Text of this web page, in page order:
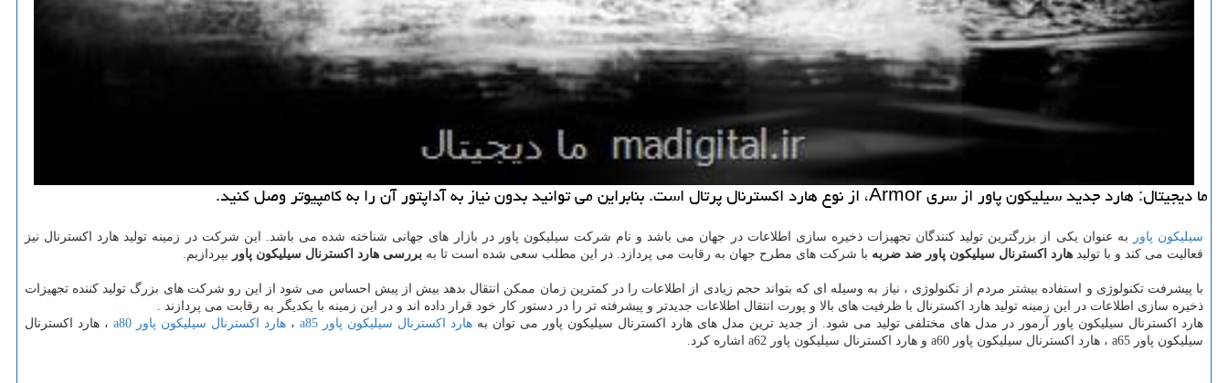
ما دیجیتال: هارد جدید سیلیكون پاور از سری Armor، از نوع هارد اكسترنال پرتال است. بنابراین می توانید بدون نیاز به آداپتور آن را به كامپیوتر وصل كنید.
سیلیکون پاور
به عنوان یکی از بزرگترین تولید کنندگان تجهیزات ذخیره سازی اطلاعات در جهان می باشد و نام شرکت سیلیکون پاور در بازار های جهانی شناخته شده می باشد. این شرکت در زمینه تولید هارد اکسترنال نیز
فعالیت می کند و با تولید هارد اکسترنال سیلیکون پاور ضد ضربه با شرکت های مطرح جهان به رقابت می پردازد. در این مطلب سعی شده است تا به بررسی هارد اکسترنال سیلیکون پاور بپردازیم.
با پیشرفت تکنولوژی و استفاده بیشتر مردم از تکنولوژی ، نیاز به وسیله ای که بتواند حجم زیادی از اطلاعات را در کمترین زمان ممکن انتقال بدهد بیش از پیش احساس می شود از این رو شرکت های بزرگ تولید کننده تجهیزات
ذخیره سازی اطلاعات در این زمینه تولید هارد اکسترنال با ظرفیت های بالا و پورت انتقال اطلاعات جدیدتر و پیشرفته تر را در دستور کار خود قرار داده اند و در این زمینه با یکدیگر به رقابت می پردازند .
هارد اکسترنال سیلیکون پاور آرمور در مدل های مختلفی تولید می شود. از جدید ترین مدل های هارد اکسترنال سیلیکون پاور می توان به هارد اکسترنال سیلیکون پاور a85 ، هارد اکسترنال سیلیکون پاور a80 ، هارد اکسترنال
سیلیکون پاور a65 ، هارد اکسترنال سیلیکون پاور a60 و هارد اکسترنال سیلیکون پاور a62 اشاره کرد.